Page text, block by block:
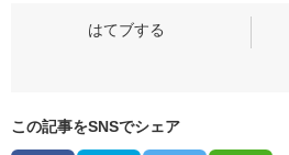
この記事をSNSでシェア